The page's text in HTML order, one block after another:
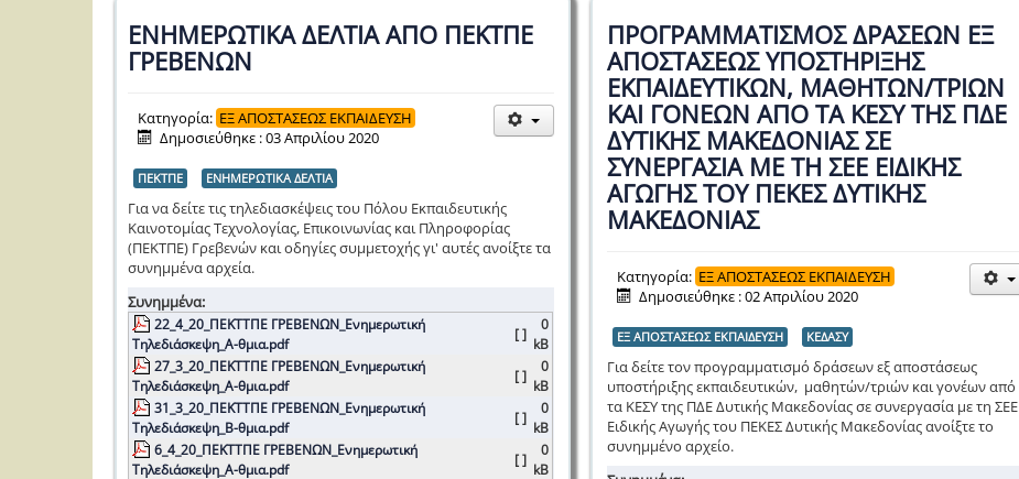
ΕΝΗΜΕΡΩΤΙΚΑ ΔΕΛΤΙΑ ΑΠΟ ΠΕΚΤΠΕ
ΓΡΕΒΕΝΩΝ
Κατηγορία: ΕΞ ΑΠΟΣΤΑΣΕΩΣ ΕΚΠΑΙΔΕΥΣΗ
Δημοσιεύθηκε : 03 Απριλίου 2020
ΠΕΚΤΠΕ ΕΝΗΜΕΡΩΤΙΚΑ ΔΕΛΤΙΑ
Για να δείτε τις τηλεδιασκέψεις του Πόλου Εκπαιδευτικής
Καινοτομίας Τεχνολογίας, Επικοινωνίας και Πληροφορίας
(ΠΕΚΤΠΕ) Γρεβενών και οδηγίες συμμετοχής γι' αυτές ανοίξτε τα
συνημμένα αρχεία.
Συνημμένα:
22_4_20_ΠΕΚΤΤΠΕ ΓΡΕΒΕΝΩΝ_Ενημερωτική
Τηλεδιάσκεψη_Α-θμια.pdf
[ ]
0
kB
27_3_20_ΠΕΚΤΤΠΕ ΓΡΕΒΕΝΩΝ_Ενημερωτική
Τηλεδιάσκεψη_Α-θμια.pdf
[ ]
0
kB
31_3_20_ΠΕΚΤΤΠΕ ΓΡΕΒΕΝΩΝ_Ενημερωτική
Τηλεδιάσκεψη_Β-θμια.pdf
[ ]
0
kB
6_4_20_ΠΕΚΤΤΠΕ ΓΡΕΒΕΝΩΝ_Ενημερωτική
Τηλεδιάσκεψη_Α-θμια.pdf
[ ]
0
kB
ΠΡΟΓΡΑΜΜΑΤΙΣΜΟΣ ΔΡΑΣΕΩΝ ΕΞ
ΑΠΟΣΤΑΣΕΩΣ ΥΠΟΣΤΗΡΙΞΗΣ
ΕΚΠΑΙΔΕΥΤΙΚΩΝ, ΜΑΘΗΤΩΝ/ΤΡΙΩΝ
ΚΑΙ ΓΟΝΕΩΝ ΑΠΟ ΤΑ ΚΕΣΥ ΤΗΣ ΠΔΕ
ΔΥΤΙΚΗΣ ΜΑΚΕΔΟΝΙΑΣ ΣΕ
ΣΥΝΕΡΓΑΣΙΑ ΜΕ ΤΗ ΣΕΕ ΕΙΔΙΚΗΣ
ΑΓΩΓΗΣ ΤΟΥ ΠΕΚΕΣ ΔΥΤΙΚΗΣ
ΜΑΚΕΔΟΝΙΑΣ
Κατηγορία: ΕΞ ΑΠΟΣΤΑΣΕΩΣ ΕΚΠΑΙΔΕΥΣΗ
Δημοσιεύθηκε : 02 Απριλίου 2020
ΕΞ ΑΠΟΣΤΑΣΕΩΣ ΕΚΠΑΙΔΕΥΣΗ ΚΕΔΑΣΥ
Για δείτε τον προγραμματισμό δράσεων εξ αποστάσεως
υποστήριξης εκπαιδευτικών, μαθητών/τριών και γονέων από
τα ΚΕΣΥ της ΠΔΕ Δυτικής Μακεδονίας σε συνεργασία με τη ΣΕΕ
Ειδικής Αγωγής του ΠΕΚΕΣ Δυτικής Μακεδονίας ανοίξτε το
συνημμένο αρχείο.